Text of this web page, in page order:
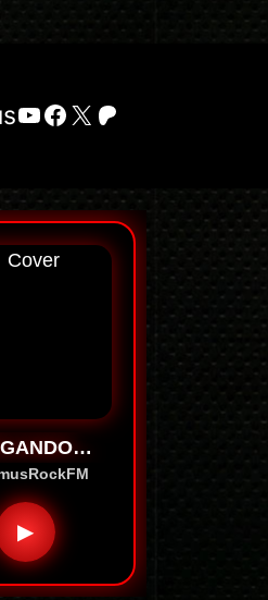
YouTube
Facebook
X Patreon
▶